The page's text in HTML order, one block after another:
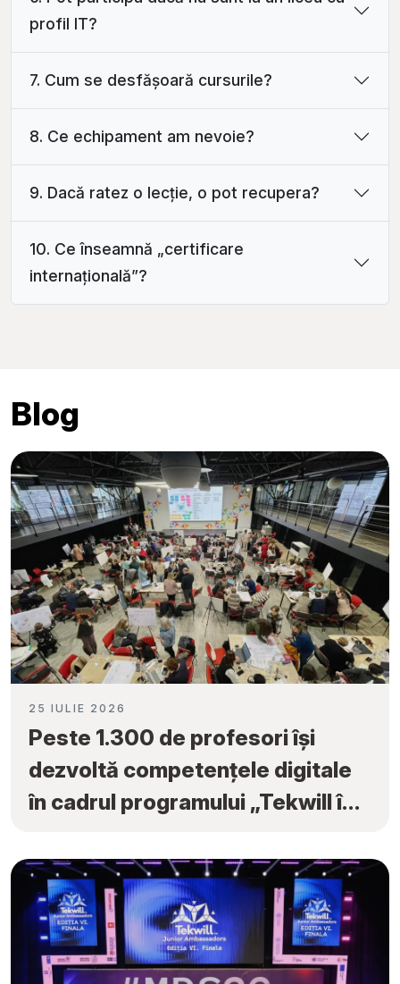
profil IT?
7. Cum se desfășoară cursurile?
8. Ce echipament am nevoie?
9. Dacă ratez o lecție, o pot recupera?
10. Ce înseamnă „certificare
internațională”?
Blog
25 IULIE 2026
Peste 1.300 de profesori își
dezvoltă competențele digitale
în cadrul programului „Tekwill în